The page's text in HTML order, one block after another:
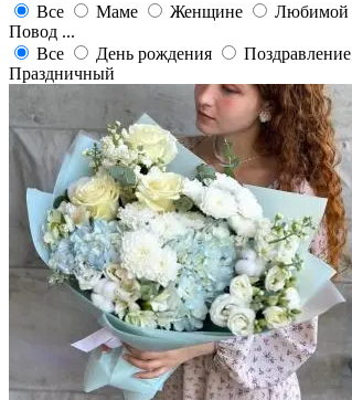
Все
Маме Женщине Любимой
Повод ...
Все
День рождения Поздравление
Праздничный